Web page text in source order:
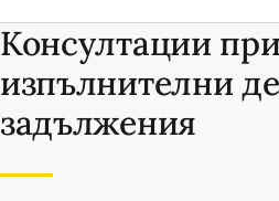
Консултации при
изпълнителни
задължения